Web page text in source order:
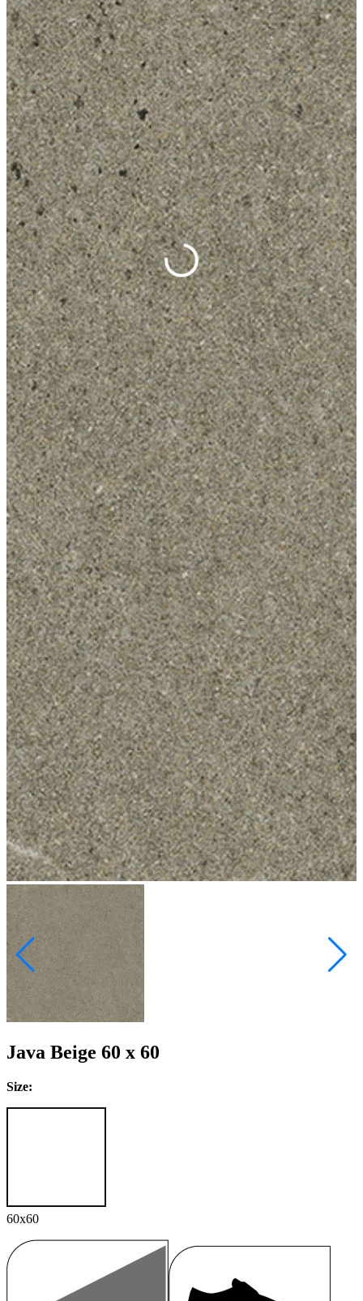
Java Beige 60 x 60
Size:
60x60